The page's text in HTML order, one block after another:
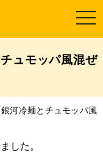
t
o
e
i
g
a
ュモッパ風混ぜ
河冷麺とチュモッパ風
した。